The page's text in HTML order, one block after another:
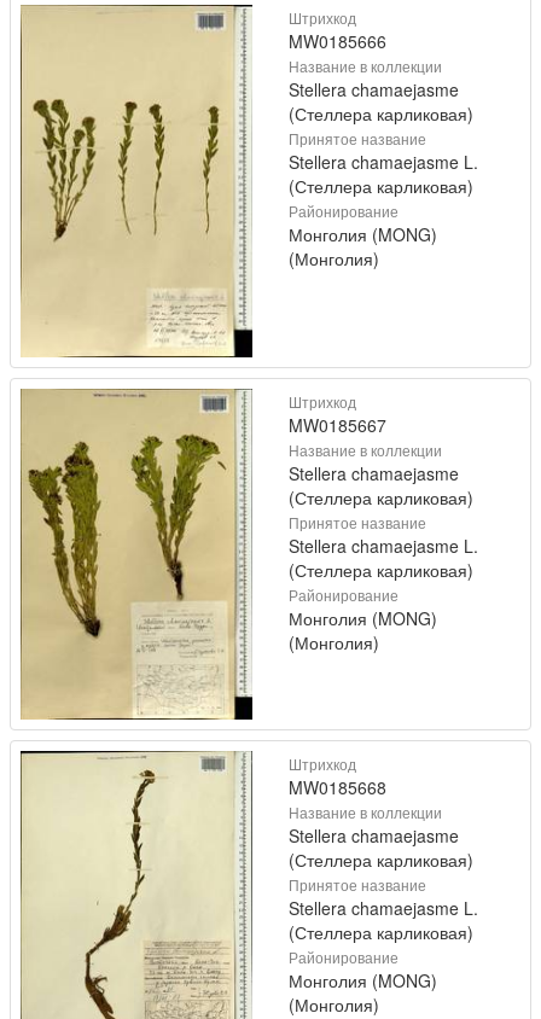
Штрихкод
MW0185666
Название в коллекции
Stellera chamaejasme
(Стеллера карликовая)
Принятое название
Stellera chamaejasme L.
(Стеллера карликовая)
Районирование
Монголия (MONG)
(Монголия)
Штрихкод
MW0185667
Название в коллекции
Stellera chamaejasme
(Стеллера карликовая)
Принятое название
Stellera chamaejasme L.
(Стеллера карликовая)
Районирование
Монголия (MONG)
(Монголия)
Штрихкод
MW0185668
Название в коллекции
Stellera chamaejasme
(Стеллера карликовая)
Принятое название
Stellera chamaejasme L.
(Стеллера карликовая)
Районирование
Монголия (MONG)
(Монголия)